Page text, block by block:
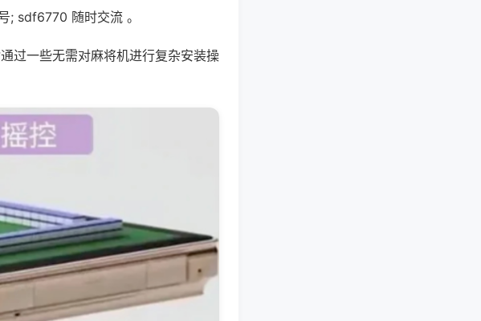
; sdf6770 随时交流 。
过一些无需对麻将机进行复杂安装操